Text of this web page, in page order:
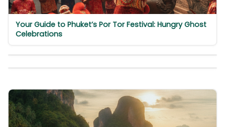
Your Guide to Phuket’s Por Tor Festival: Hungry Ghost
Celebrations